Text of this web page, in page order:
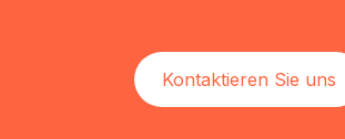
Kontaktieren Sie uns